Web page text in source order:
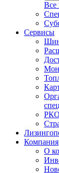
Все
Сервисы
РКО
Компания
О